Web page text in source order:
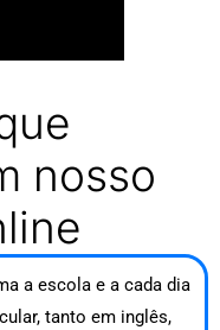
nosso
a escola e a cada dia
tanto em inglês,